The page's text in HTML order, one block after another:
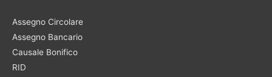
Assegno Circolare
Assegno Bancario
Causale Bonifico
RID